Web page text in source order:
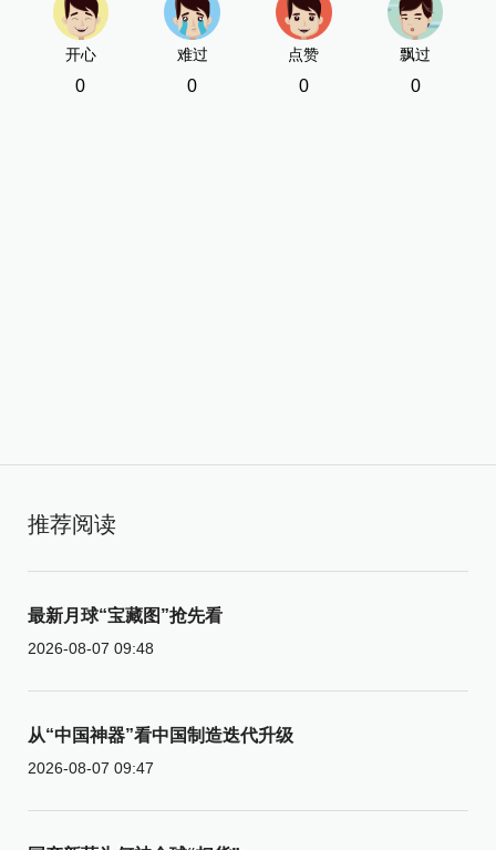
开心
0
难过
0
点赞
0
飘过
0
推荐阅读
最新月球“宝藏图”抢先看
2026-08-07 09:48
从“中国神器”看中国制造迭代升级
2026-08-07 09:47